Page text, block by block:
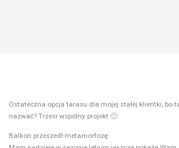
Ostateczna opcja tarasu dla mojej stałej klientki, bo
nazwać? Trzeci wspólny projekt 🙂
Balkon przeszedł metamorfozę.